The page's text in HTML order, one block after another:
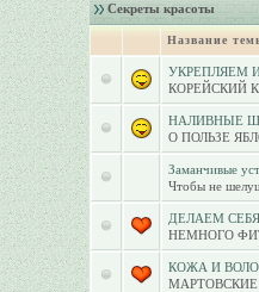
Секреты красоты
Название
УКРЕПЛЯЕМ
КОРЕЙСКИЙ
НАЛИВНЫЕ
О ПОЛЬЗЕ
Заманчивые
Чтобы не
ДЕЛАЕМ
НЕМНОГО
КОЖА И